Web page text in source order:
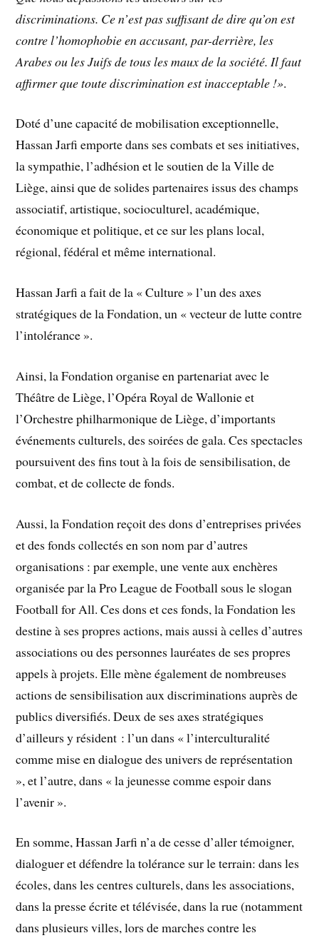
discriminations. Ce n’est pas suffisant de dire qu’on est
contre l’homophobie en accusant, par-derrière, les
Arabes ou les Juifs de tous les maux de la société. Il faut
affirmer que toute discrimination est inacceptable !».
Doté d’une capacité de mobilisation exceptionnelle,
Hassan Jarfi emporte dans ses combats et ses initiatives,
la sympathie, l’adhésion et le soutien de la Ville de
Liège, ainsi que de solides partenaires issus des champs
associatif, artistique, socioculturel, académique,
économique et politique, et ce sur les plans local,
régional, fédéral et même international.
Hassan Jarfi a fait de la « Culture » l’un des axes
stratégiques de la Fondation, un « vecteur de lutte contre
l’intolérance ».
Ainsi, la Fondation organise en partenariat avec le
Théâtre de Liège, l’Opéra Royal de Wallonie et
l’Orchestre philharmonique de Liège, d’importants
événements culturels, des soirées de gala. Ces spectacles
poursuivent des fins tout à la fois de sensibilisation, de
combat, et de collecte de fonds.
Aussi, la Fondation reçoit des dons d’entreprises privées
et des fonds collectés en son nom par d’autres
organisations : par exemple, une vente aux enchères
organisée par la Pro League de Football sous le slogan
Football for All. Ces dons et ces fonds, la Fondation les
destine à ses propres actions, mais aussi à celles d’autres
associations ou des personnes lauréates de ses propres
appels à projets. Elle mène également de nombreuses
actions de sensibilisation aux discriminations auprès de
publics diversifiés. Deux de ses axes stratégiques
d’ailleurs y résident : l’un dans « l’interculturalité
comme mise en dialogue des univers de représentation
», et l’autre, dans « la jeunesse comme espoir dans
l’avenir ».
En somme, Hassan Jarfi n’a de cesse d’aller témoigner,
dialoguer et défendre la tolérance sur le terrain: dans les
écoles, dans les centres culturels, dans les associations,
dans la presse écrite et télévisée, dans la rue (notamment
dans plusieurs villes, lors de marches contre les